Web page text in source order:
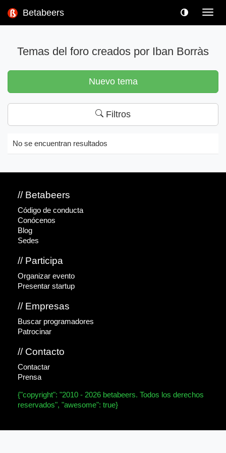
Betabeers
Temas del foro creados por Iban Borràs
Nuevo tema
Filtros
No se encuentran resultados
// Betabeers
Código de conducta
Conócenos
Blog
Sedes
// Participa
Organizar evento
Presentar startup
// Empresas
Buscar programadores
Patrocinar
// Contacto
Contactar
Prensa
{"copyright": "2010 - 2026 betabeers. Todos los derechos
reservados", "awesome": true}